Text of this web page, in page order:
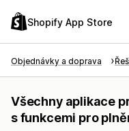
Shopify App Store
Objednávky a doprava
Všechny aplikace
s funkcemi pro